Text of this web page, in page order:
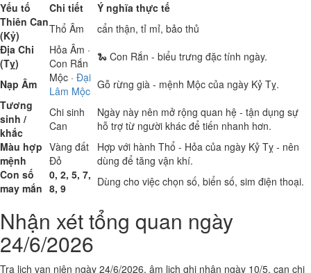
Yếu tố
Chi tiết
Ý nghĩa thực tế
Thiên Can
(Kỷ)
Thổ Âm
cẩn thận, tỉ mỉ, bảo thủ
Địa Chi
(Tỵ)
Hỏa Âm ·
Con Rắn
🐍 Con Rắn - biểu trưng đặc tính ngày.
Nạp Âm
Mộc · Đại
Lâm Mộc Gỗ rừng già - mệnh Mộc của ngày Kỷ Tỵ.
Tương
sinh /
khắc
Chi sinh
Can
Ngày này nên mở rộng quan hệ - tận dụng sự
hỗ trợ từ người khác để tiến nhanh hơn.
Màu hợp
mệnh
Vàng đất
Đỏ
Hợp với hành Thổ - Hỏa của ngày Kỷ Tỵ - nên
dùng để tăng vận khí.
Con số
may mắn
0, 2, 5, 7,
8, 9
Dùng cho việc chọn số, biển số, sim điện thoại.
Nhận xét tổng quan ngày
24/6/2026
Tra lịch vạn niên ngày 24/6/2026, âm lịch ghi nhận ngày 10/5, can chi